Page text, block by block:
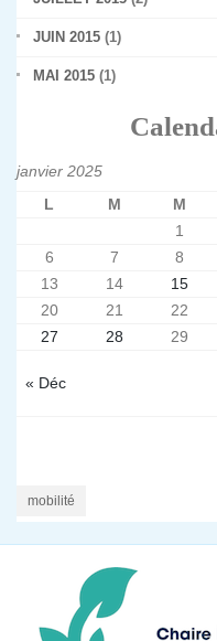
JUIN 2015 (1)
MAI 2015 (1)
janvier 2025
L
M M
« Déc
1
6
7 8
13
14 15
20
21 22
27
28 29
mobilité